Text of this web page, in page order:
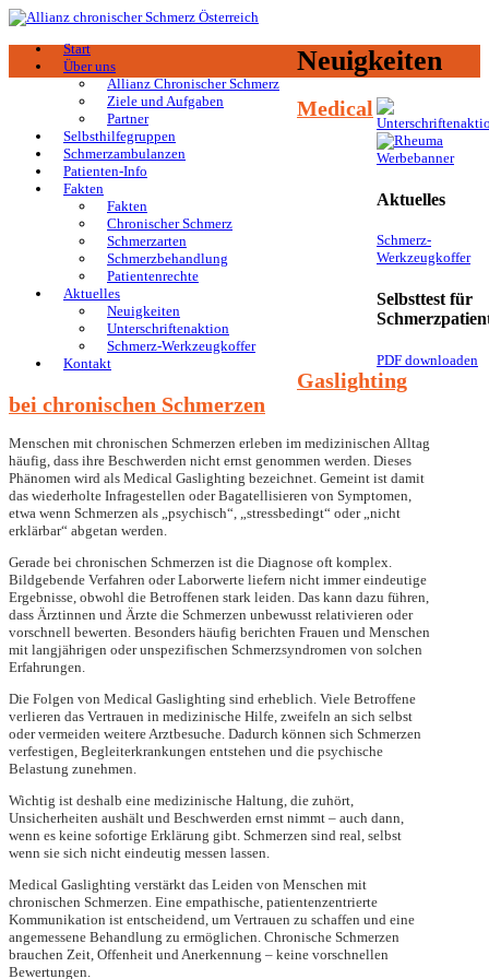
Start
Über uns
Allianz Chronischer Schmerz
Ziele und Aufgaben
Partner
Selbsthilfegruppen
Schmerzambulanzen
Patienten-Info
Fakten
Fakten
Chronischer Schmerz
Schmerzarten
Schmerzbehandlung
Patientenrechte
Aktuelles
Neuigkeiten
Unterschriftenaktion
Schmerz-Werkzeugkoffer
Kontakt
Neuigkeiten
Aktuelles
Schmerz-
Werkzeugkoffer
Selbsttest für
PDF downloaden
Medical
Gaslighting
bei chronischen Schmerzen
Menschen mit chronischen Schmerzen erleben im medizinischen Alltag
häufig, dass ihre Beschwerden nicht ernst genommen werden. Dieses
Phänomen wird als Medical Gaslighting bezeichnet. Gemeint ist damit
das wiederholte Infragestellen oder Bagatellisieren von Symptomen,
etwa wenn Schmerzen als „psychisch“, „stressbedingt“ oder „nicht
erklärbar“ abgetan werden.
Gerade bei chronischen Schmerzen ist die Diagnose oft komplex.
Bildgebende Verfahren oder Laborwerte liefern nicht immer eindeutige
Ergebnisse, obwohl die Betroffenen stark leiden. Das kann dazu führen,
dass Ärztinnen und Ärzte die Schmerzen unbewusst relativieren oder
vorschnell bewerten. Besonders häufig berichten Frauen und Menschen
mit langjährigen oder unspezifischen Schmerzsyndromen von solchen
Erfahrungen.
Die Folgen von Medical Gaslighting sind erheblich. Viele Betroffene
verlieren das Vertrauen in medizinische Hilfe, zweifeln an sich selbst
oder vermeiden weitere Arztbesuche. Dadurch können sich Schmerzen
verfestigen, Begleiterkrankungen entstehen und die psychische
Belastung zunehmen.
Wichtig ist deshalb eine medizinische Haltung, die zuhört,
Unsicherheiten aushält und Beschwerden ernst nimmt – auch dann,
wenn es keine sofortige Erklärung gibt. Schmerzen sind real, selbst
wenn sie sich nicht eindeutig messen lassen.
Medical Gaslighting verstärkt das Leiden von Menschen mit
chronischen Schmerzen. Eine empathische, patientenzentrierte
Kommunikation ist entscheidend, um Vertrauen zu schaffen und eine
angemessene Behandlung zu ermöglichen. Chronische Schmerzen
brauchen Zeit, Offenheit und Anerkennung – keine vorschnellen
Bewertungen.